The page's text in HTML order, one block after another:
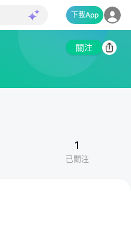
下載App
關注
1
已關注